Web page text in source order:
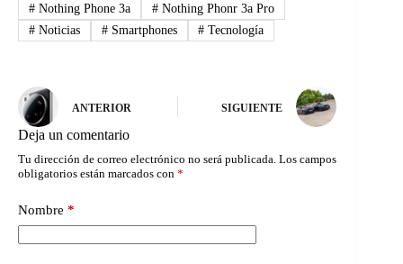
#Nothing Phone 3a #Nothing Phonr 3a Pro
#Noticias #Smartphones # Tecnología
ANTERIOR SIGUIENTE
Deja un comentario
Tu dirección de correo electrónico no será publicada. Los campos
obligatorios están marcados con *
Nombre *